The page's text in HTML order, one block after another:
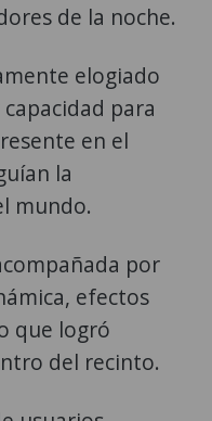
de la noche.
elogiado
para
en el
la
mundo.
por
efectos
que logró
del recinto.